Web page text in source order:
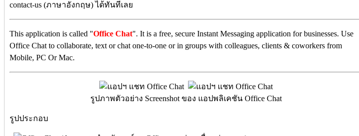
contact-us (ภาษาอังกฤษ) ได้ทันทีเลย
This application is called "Office Chat". It is a free, secure Instant Messaging application for businesses. Use
Office Chat to collaborate, text or chat one-to-one or in groups with colleagues, clients & coworkers from
Mobile, PC Or Mac.
รูปภาพตัวอย่าง Screenshot ของ แอปพลิเคชัน Office Chat
รูปประกอบ